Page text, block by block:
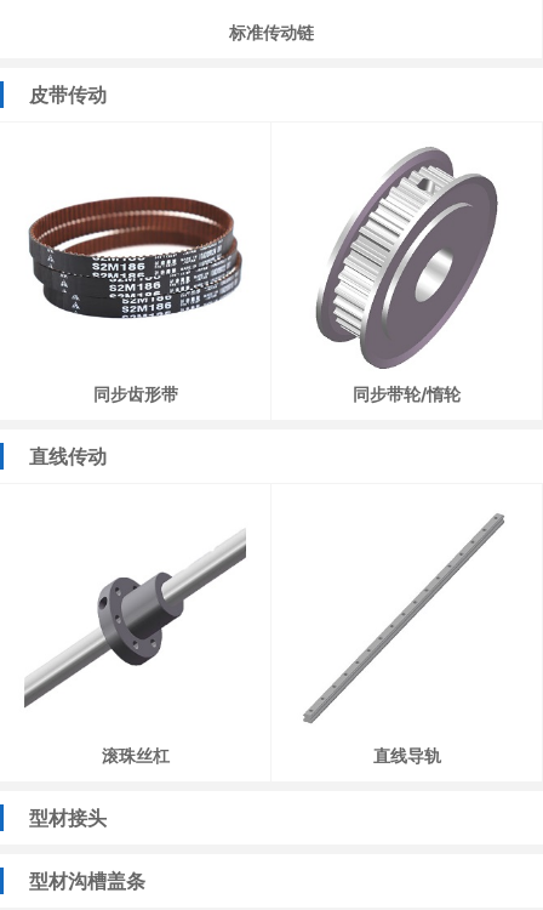
标准传动链
皮带传动
同步齿形带 同步带轮/惰轮
直线传动
滚珠丝杠 直线导轨
型材接头
型材沟槽盖条